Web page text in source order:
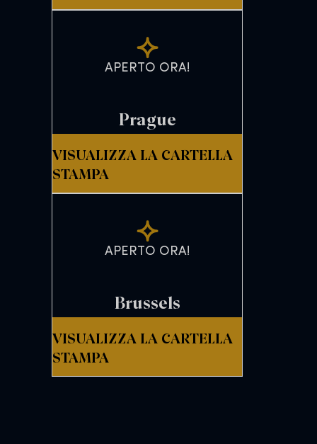
APERTO ORA!
Prague
VISUALIZZA LA CARTELLA
STAMPA
APERTO ORA!
Brussels
VISUALIZZA LA CARTELLA
STAMPA